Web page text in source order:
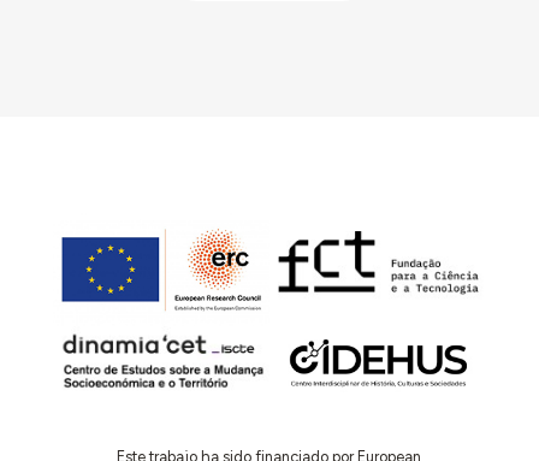
Este trabajo ha sido financiado por European